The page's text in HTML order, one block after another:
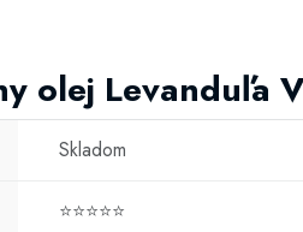
olej Levanduľa
Skladom
⭐⭐⭐⭐⭐